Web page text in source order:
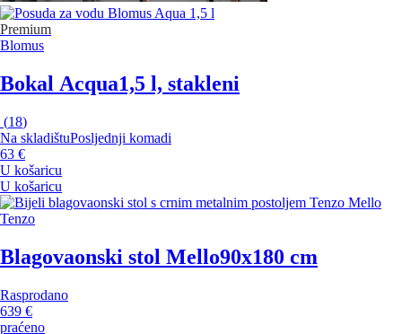
Premium
Blomus
Bokal Acqua1,5 l, stakleni
(18)
Na skladištuPosljednji komadi
63 €
U košaricu
U košaricu
Tenzo
Blagovaonski stol Mello90x180 cm
Rasprodano
639 €
praćeno